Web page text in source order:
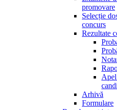
promovare
Selecție
concurs
Rezultate
Arhivă
Formulare